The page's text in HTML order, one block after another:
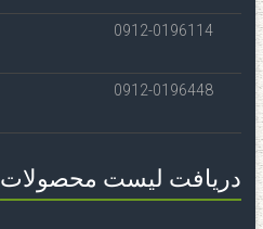
0912-0196114
0912-0196448
دریافت لیست محصولات